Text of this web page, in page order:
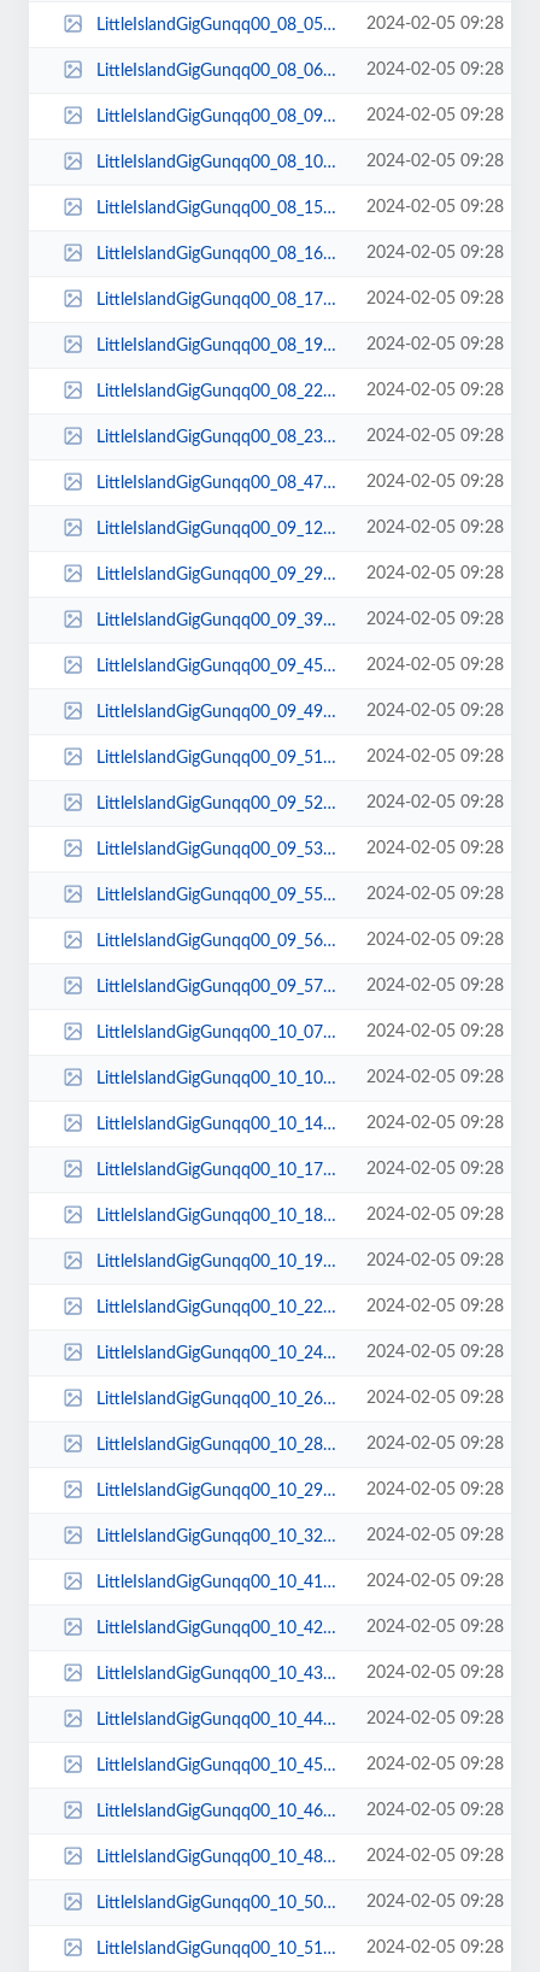
LittleIslandGigGunqq00_08_05qq00045.jpg 2024-02-05 09:28
LittleIslandGigGunqq00_08_06qq00046.jpg 2024-02-05 09:28
LittleIslandGigGunqq00_08_09qq00047.jpg 2024-02-05 09:28
LittleIslandGigGunqq00_08_10qq00048.jpg 2024-02-05 09:28
LittleIslandGigGunqq00_08_15qq00049.jpg 2024-02-05 09:28
LittleIslandGigGunqq00_08_16qq00050.jpg 2024-02-05 09:28
LittleIslandGigGunqq00_08_17qq00051.jpg 2024-02-05 09:28
LittleIslandGigGunqq00_08_19qq00052.jpg 2024-02-05 09:28
LittleIslandGigGunqq00_08_22qq00053.jpg 2024-02-05 09:28
LittleIslandGigGunqq00_08_23qq00054.jpg 2024-02-05 09:28
LittleIslandGigGunqq00_08_47qq00055.jpg 2024-02-05 09:28
LittleIslandGigGunqq00_09_12qq00056.jpg 2024-02-05 09:28
LittleIslandGigGunqq00_09_29qq00057.jpg 2024-02-05 09:28
LittleIslandGigGunqq00_09_39qq00058.jpg 2024-02-05 09:28
LittleIslandGigGunqq00_09_45qq00059.jpg 2024-02-05 09:28
LittleIslandGigGunqq00_09_49qq00060.jpg 2024-02-05 09:28
LittleIslandGigGunqq00_09_51qq00061.jpg 2024-02-05 09:28
LittleIslandGigGunqq00_09_52qq00062.jpg 2024-02-05 09:28
LittleIslandGigGunqq00_09_53qq00063.jpg 2024-02-05 09:28
LittleIslandGigGunqq00_09_55qq00064.jpg 2024-02-05 09:28
LittleIslandGigGunqq00_09_56qq00065.jpg 2024-02-05 09:28
LittleIslandGigGunqq00_09_57qq00066.jpg 2024-02-05 09:28
LittleIslandGigGunqq00_10_07qq00067.jpg 2024-02-05 09:28
LittleIslandGigGunqq00_10_10qq00068.jpg 2024-02-05 09:28
LittleIslandGigGunqq00_10_14qq00069.jpg 2024-02-05 09:28
LittleIslandGigGunqq00_10_17qq00070.jpg 2024-02-05 09:28
LittleIslandGigGunqq00_10_18qq00071.jpg 2024-02-05 09:28
LittleIslandGigGunqq00_10_19qq00072.jpg 2024-02-05 09:28
LittleIslandGigGunqq00_10_22qq00073.jpg 2024-02-05 09:28
LittleIslandGigGunqq00_10_24qq00074.jpg 2024-02-05 09:28
LittleIslandGigGunqq00_10_26qq00075.jpg 2024-02-05 09:28
LittleIslandGigGunqq00_10_28qq00076.jpg 2024-02-05 09:28
LittleIslandGigGunqq00_10_29qq00077.jpg 2024-02-05 09:28
LittleIslandGigGunqq00_10_32qq00078.jpg 2024-02-05 09:28
LittleIslandGigGunqq00_10_41qq00079.jpg 2024-02-05 09:28
LittleIslandGigGunqq00_10_42qq00080.jpg 2024-02-05 09:28
LittleIslandGigGunqq00_10_43qq00081.jpg 2024-02-05 09:28
LittleIslandGigGunqq00_10_44qq00082.jpg 2024-02-05 09:28
LittleIslandGigGunqq00_10_45qq00083.jpg 2024-02-05 09:28
LittleIslandGigGunqq00_10_46qq00084.jpg 2024-02-05 09:28
LittleIslandGigGunqq00_10_48qq00085.jpg 2024-02-05 09:28
LittleIslandGigGunqq00_10_50qq00086.jpg 2024-02-05 09:28
LittleIslandGigGunqq00_10_51qq00087.jpg 2024-02-05 09:28